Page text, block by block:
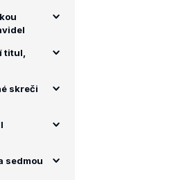
titul,
skreči
sedmou